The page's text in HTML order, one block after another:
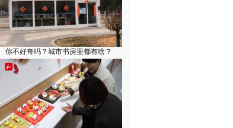
你不好奇吗？城市书房里都有啥？